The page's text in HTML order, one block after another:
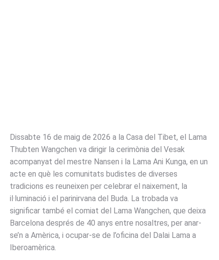
Dissabte 16 de maig de 2026 a la Casa del Tibet, el Lama
Thubten Wangchen va dirigir la cerimònia del Vesak
acompanyat del mestre Nansen i la Lama Ani Kunga, en un
acte en què les comunitats budistes de diverses
tradicions es reuneixen per celebrar el naixement, la
il·luminació i el parinirvana del Buda. La trobada va
significar també el comiat del Lama Wangchen, que deixa
Barcelona després de 40 anys entre nosaltres, per anar-
se’n a Amèrica, i ocupar-se de l’oficina del Dalai Lama a
Iberoamèrica.